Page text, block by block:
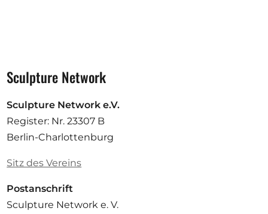
Sculpture Network
Sculpture Network e.V.
Register: Nr. 23307 B
Berlin-Charlottenburg
Sitz des Vereins
Postanschrift
Sculpture Network e. V.